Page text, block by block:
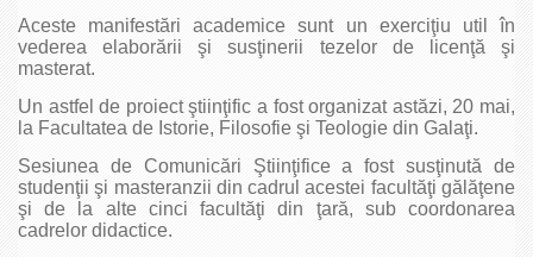
Aceste manifestări academice sunt un exerciţiu util în
vederea elaborării şi susţinerii tezelor de licenţă şi
masterat.
Un astfel de proiect ştiinţific a fost organizat astăzi, 20 mai,
la Facultatea de Istorie, Filosofie şi Teologie din Galaţi.
Sesiunea de Comunicări Ştiinţifice a fost susţinută de
studenţii şi masteranzii din cadrul acestei facultăţi gălăţene
şi de la alte cinci facultăţi din ţară, sub coordonarea
cadrelor didactice.